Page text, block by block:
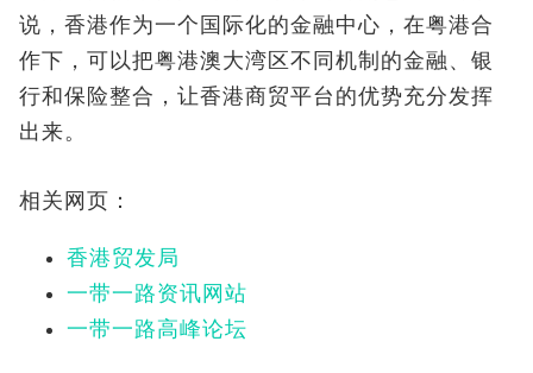
说，香港作为一个国际化的金融中心，在粤港合
作下，可以把粤港澳大湾区不同机制的金融、银
行和保险整合，让香港商贸平台的优势充分发挥
出来。
相关网页：
香港贸发局
一带一路资讯网站
一带一路高峰论坛